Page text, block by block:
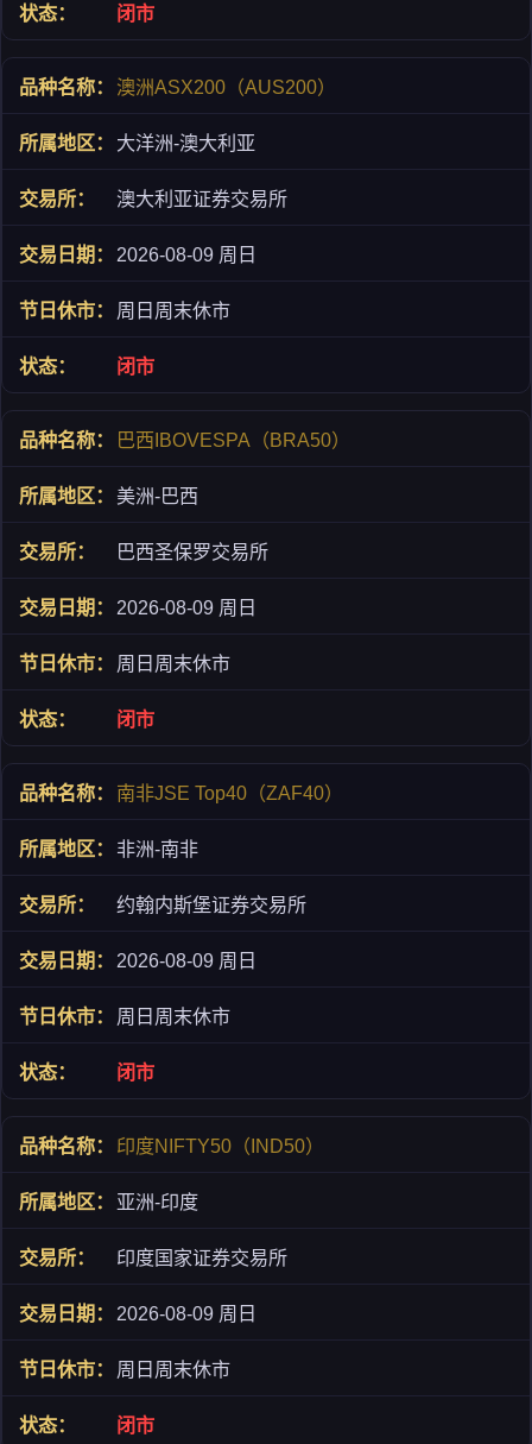
闭市
澳洲ASX200（AUS200）
大洋洲-澳大利亚
澳大利亚证券交易所
2026-08-09 周日
周日周末休市
闭市
巴西IBOVESPA（BRA50）
美洲-巴西
巴西圣保罗交易所
2026-08-09 周日
周日周末休市
闭市
南非JSE Top40（ZAF40）
非洲-南非
约翰内斯堡证券交易所
2026-08-09 周日
周日周末休市
闭市
印度NIFTY50（IND50）
亚洲-印度
印度国家证券交易所
2026-08-09 周日
周日周末休市
闭市